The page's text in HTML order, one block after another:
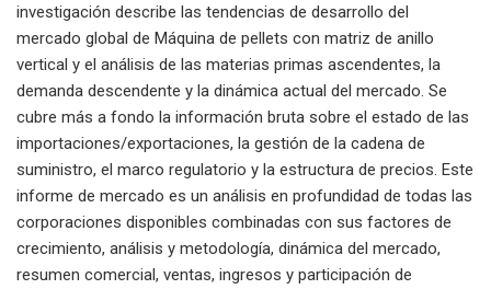
investigación describe las tendencias de desarrollo del
mercado global de Máquina de pellets con matriz de anillo
vertical y el análisis de las materias primas ascendentes, la
demanda descendente y la dinámica actual del mercado. Se
cubre más a fondo la información bruta sobre el estado de las
importaciones/exportaciones, la gestión de la cadena de
suministro, el marco regulatorio y la estructura de precios. Este
informe de mercado es un análisis en profundidad de todas las
corporaciones disponibles combinadas con sus factores de
crecimiento, análisis y metodología, dinámica del mercado,
resumen comercial, ventas, ingresos y participación de